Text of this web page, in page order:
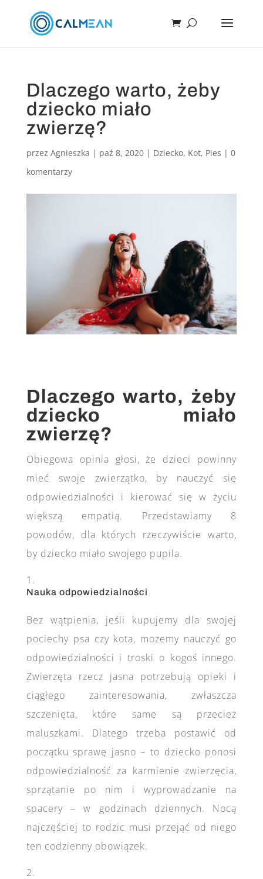
Dlaczego warto, żeby
dziecko miało
zwierzę?
przez Agnieszka | paź 8, 2020| Dziecko, Kot, Pies | 0
komentarzy
Dlaczego warto, żeby
dziecko miało
zwierzę?
Obiegowa opinia głosi, że dzieci powinny
mieć swoje zwierzątko, by nauczyć się
odpowiedzialności i kierować się w życiu
większą empatią. Przedstawiamy 8
powodów, dla których rzeczywiście warto,
by dziecko miało swojego pupila.
Nauka odpowiedzialności
Bez wątpienia, jeśli kupujemy dla swojej
pociechy psa czy kota, możemy nauczyć go
odpowiedzialności i troski o kogoś innego.
Zwierzęta rzecz jasna potrzebują opieki i
ciągłego zainteresowania, zwłaszcza
szczenięta, które same są przecież
maluszkami. Dlatego trzeba postawić od
początku sprawę jasno – to dziecko ponosi
odpowiedzialność za karmienie zwierzęcia,
sprzątanie po nim i wyprowadzanie na
spacery – w godzinach dziennych. Nocą
najczęściej to rodzic musi przejąć od niego
ten codzienny obowiązek.